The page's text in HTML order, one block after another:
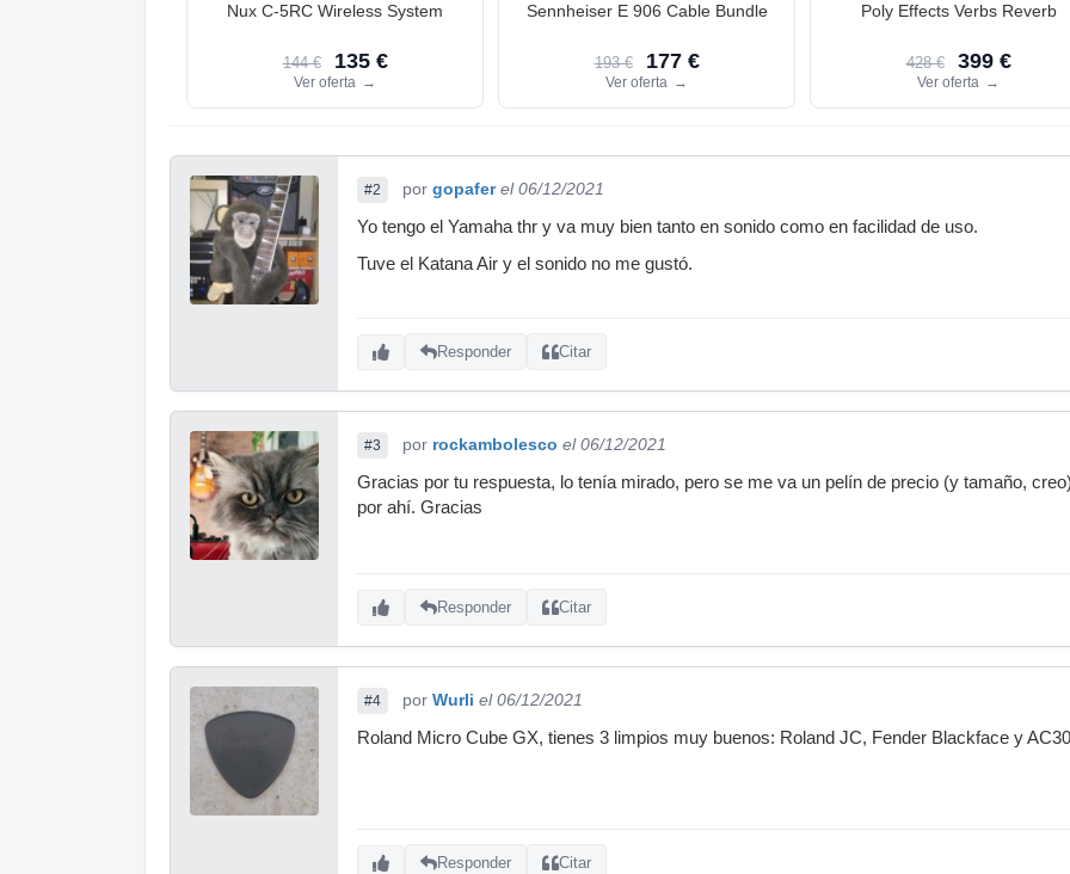
Nux C-5RC Wireless System
144 € 135 €
Ver oferta →
Sennheiser E 906 Cable Bundle
193 € 177 €
Ver oferta →
Poly Effects Verbs Reverb
428 € 399 €
Ver oferta →
#2 por gopafer el 06/12/2021
Yo tengo el Yamaha thr y va muy bien tanto en sonido como en facilidad de uso.
Tuve el Katana Air y el sonido no me gustó.
Responder Citar
#3 por rockambolesco el 06/12/2021
Gracias por tu respuesta, lo tenía mirado, pero se me va un pelín de precio (y tamaño,
por ahí. Gracias
Responder Citar
#4 por Wurli el 06/12/2021
Roland Micro Cube GX, tienes 3 limpios muy buenos: Roland JC, Fender Blackface y AC30
Responder Citar